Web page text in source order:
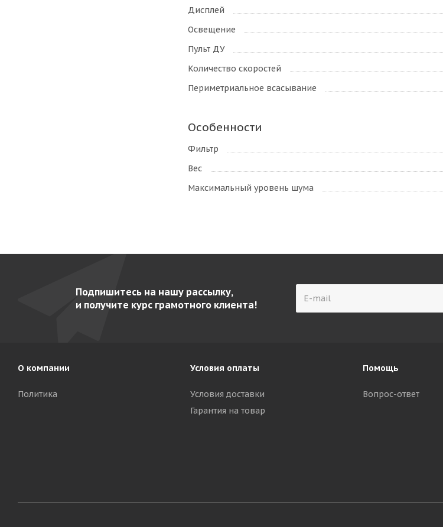
Дисплей
Освещение
Пульт ДУ
Количество скоростей
Периметриальное всасывание
Особенности
Фильтр
Вес
Максимальный уровень шума
Подпишитесь на нашу рассылку,
и получите курс грамотного клиента!
О компании
Политика
Условия оплаты
Условия доставки
Гарантия на товар
Помощь
Вопрос-ответ